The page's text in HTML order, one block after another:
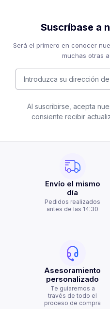
Suscríbase a
Será el primero en conocer
muchas otras
Al suscribirse, acepta
consiente recibir
Envío el mismo
día
Pedidos realizados
antes de las 14:30
Asesoramiento
personalizado
Te guiaremos a
través de todo el
proceso de compra